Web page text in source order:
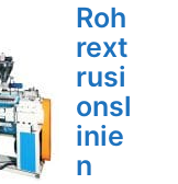
Roh
rext
rusi
onsl
inie
n